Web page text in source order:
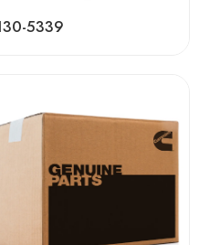
5339